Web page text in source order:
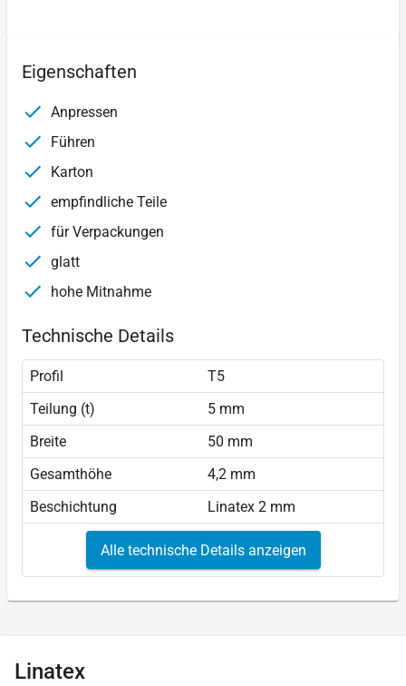
Eigenschaften
Anpressen
Führen
Karton
empfindliche Teile
für Verpackungen
glatt
hohe Mitnahme
Technische Details
Profil
T5
Teilung (t)
5 mm
Breite
50 mm
Gesamthöhe
4,2 mm
Beschichtung
Linatex 2 mm
Alle technische Details anzeigen
Linatex